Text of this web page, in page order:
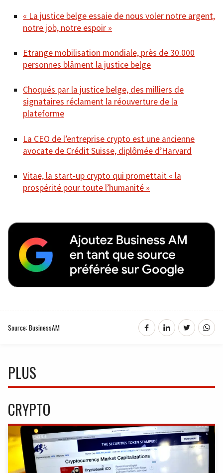
« La justice belge essaie de nous voler notre argent,
notre job, notre espoir »
Etrange mobilisation mondiale, près de 30.000
personnes blâment la justice belge
Choqués par la justice belge, des milliers de
signataires réclament la réouverture de la
plateforme
La CEO de l’entreprise crypto est une ancienne
avocate de Crédit Suisse, diplômée d’Harvard
Vitae, la start-up crypto qui promettait « la
prospérité pour toute l’humanité »
Source: BusinessAM
PLUS
CRYPTO